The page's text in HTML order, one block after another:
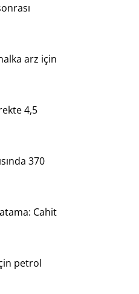
arz için
4,5
370
Cahit
petrol